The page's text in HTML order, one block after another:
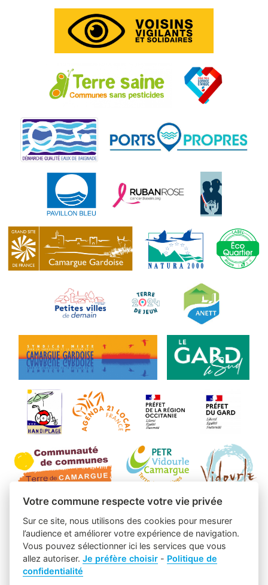
Votre commune respecte votre vie privée
Sur ce site, nous utilisons des cookies pour mesurer
l’audience et améliorer votre expérience de navigation.
Vous pouvez sélectionner ici les services que vous
allez autoriser.Je préfère choisir - Politique de
confidentialité